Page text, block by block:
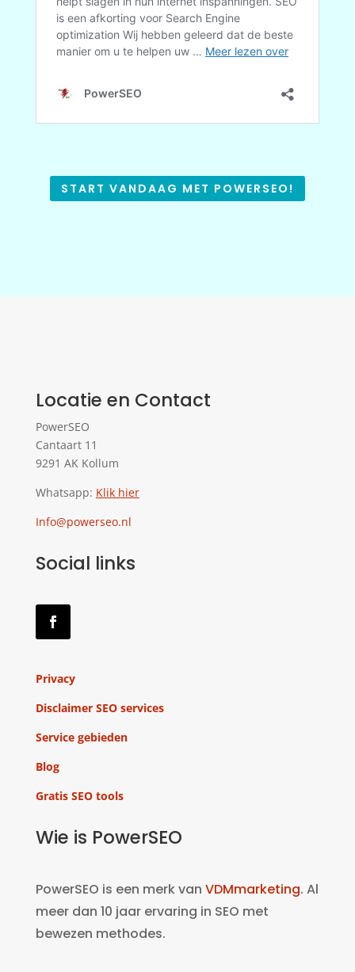
START VANDAAG MET POWERSEO!
Locatie en Contact
PowerSEO
Cantaart 11
9291 AK Kollum
Whatsapp: Klik hier
Info@powerseo.nl
Social links
Privacy
Disclaimer SEO services
Service gebieden
Blog
Gratis SEO tools
Wie is PowerSEO
PowerSEO is een merk van VDMmarketing. Al
meer dan 10 jaar ervaring in SEO met
bewezen methodes.